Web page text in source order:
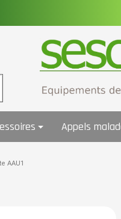
Appels
AAU1